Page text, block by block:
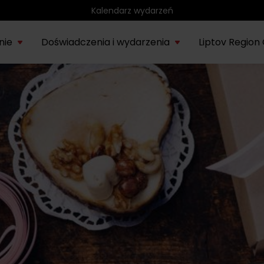
Region rowerowy
o
Liptów
Nieznany
Liptów
Liptowskie
muzeum
Kompas
historyczny
Doświadczenia i wydarzenia
22.
Park wodny Bešeňová
LIP
04.
Vodný park Tatralandia
Tropikalna noc w
Tatralandii – letnia
edycja specjalna
SIE
22.
Demänovská dolina
Lato pod Chopokiem
Liptov Region